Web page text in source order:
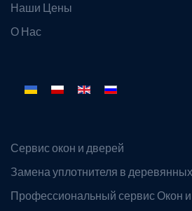
Наши Цены
О Нас
Выберите язык
Сервис окон и дверей
Замена уплотнителя в
Профессиональный сервис Окон